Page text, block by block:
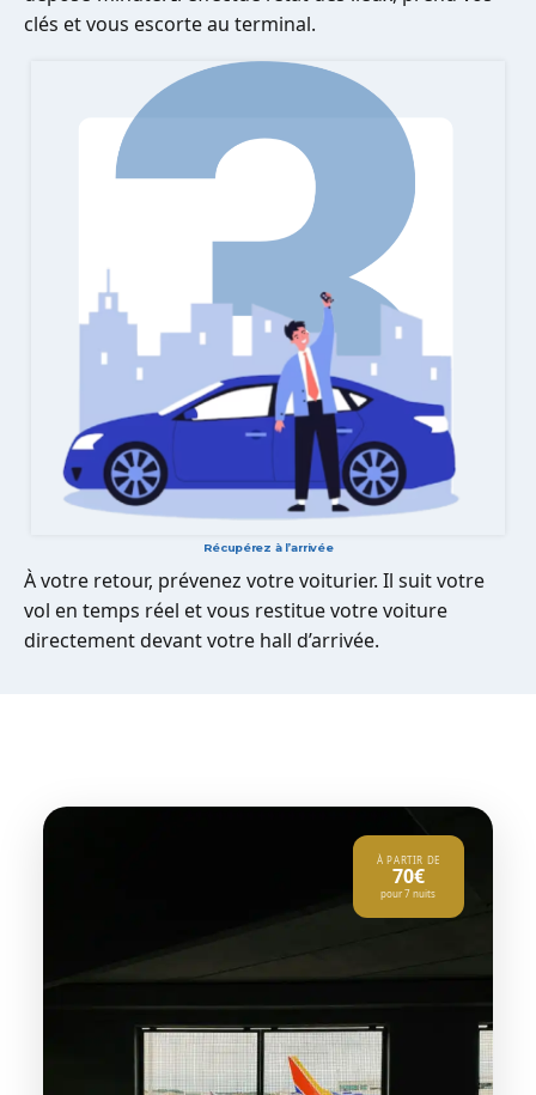
clés et vous escorte au terminal.
Récupérez à l’arrivée
À votre retour, prévenez votre voiturier. Il suit votre
vol en temps réel et vous restitue votre voiture
directement devant votre hall d’arrivée.
À PARTIR DE
70€
pour 7 nuits